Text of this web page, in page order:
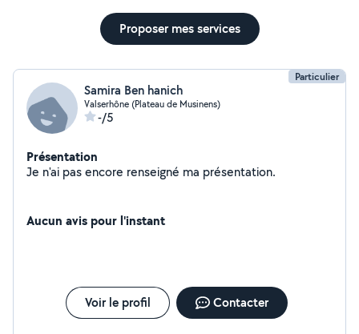
Proposer mes services
Particulier
Samira Ben hanich
Valserhône (Plateau de Musinens)
-/5
Présentation
Je n'ai pas encore renseigné ma présentation.
Aucun avis pour l'instant
Voir le profil Contacter